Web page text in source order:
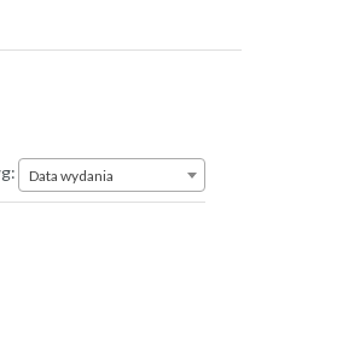
Data wydania
Data wydania